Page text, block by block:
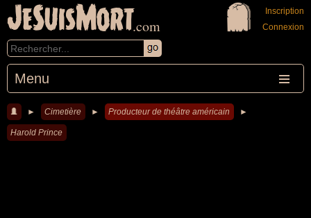
JeSuisMort.com
Menu
Inscription
Connexion
► Cimetière ► Producteur de théâtre américain ►
Harold Prince